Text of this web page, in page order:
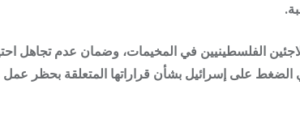
الفلسطينيين في المخيمات، وضمان عدم تجاهل
على إسرائيل بشأن قراراتها المتعلقة بحظر عمل